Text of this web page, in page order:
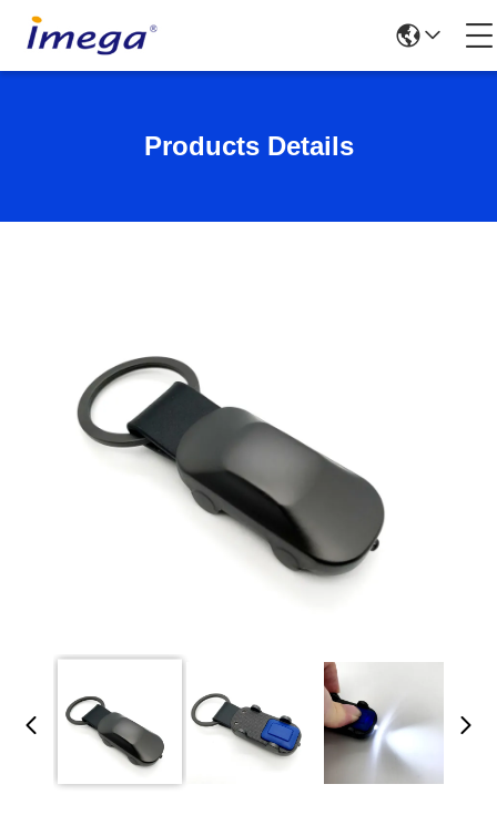
Products Details